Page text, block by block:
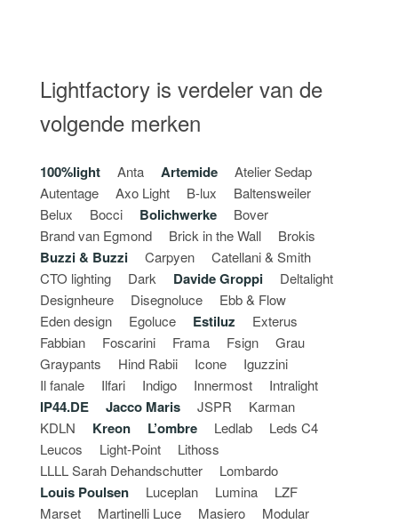
Lightfactory is verdeler van de
volgende merken
100%light Anta Artemide
Atelier Sedap
Autentage
Axo Light B-lux
Baltensweiler
Belux
Bocci Bolichwerke
Bover
Brand van Egmond
Brick in the Wall Brokis
Buzzi & Buzzi Carpyen
Catellani & Smith
CTO lighting
Dark Davide Groppi
Deltalight
Designheure
Disegnoluce
Ebb & Flow
Eden design
Egoluce Estiluz
Exterus
Fabbian
Foscarini Frama Fsign
Grau
Graypants
Hind Rabii Icone
Iguzzini
Il fanale
Ilfari Indigo Innermost Intralight
IP44.DE Jacco Maris JSPR
Karman
KDLN
Kreon L’ombre Ledlab
Leds C4
Leucos
Light-Point
Lithoss
LLLL Sarah Dehandschutter
Lombardo
Louis Poulsen Luceplan Lumina
LZF
Marset
Martinelli Luce Masiero
Modular